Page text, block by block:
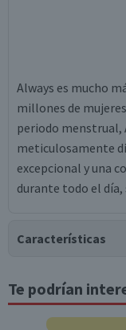
Always es mucho
millones de
periodo menstrual,
meticulosamente
excepcional y una
durante todo el
Características
Tipo de
Te podrían